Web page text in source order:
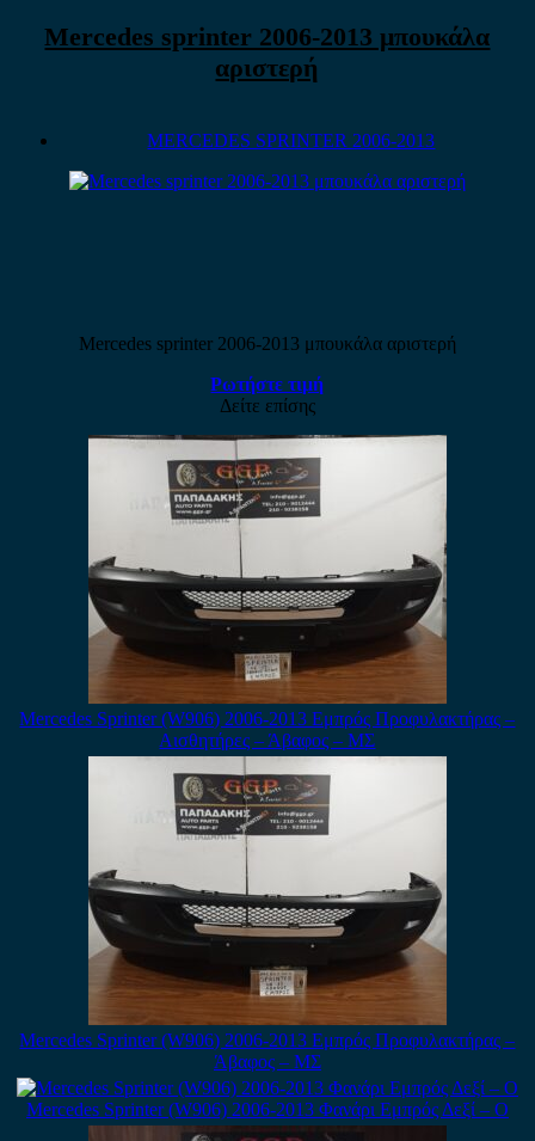
Mercedes sprinter 2006-2013 μπουκάλα
αριστερή
MERCEDES SPRINTER 2006-2013
Mercedes sprinter 2006-2013 μπουκάλα αριστερή
Ρωτήστε τιμή
Δείτε επίσης
Mercedes Sprinter (W906) 2006-2013 Εμπρός Προφυλακτήρας –
Αισθητήρες – Άβαφος – ΜΣ
Mercedes Sprinter (W906) 2006-2013 Εμπρός Προφυλακτήρας –
Άβαφος – ΜΣ
Mercedes Sprinter (W906) 2006-2013 Φανάρι Εμπρός Δεξί – Ο